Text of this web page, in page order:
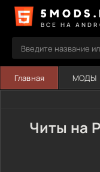
ВСЕ НА
Главная МОДЫ
Читы на